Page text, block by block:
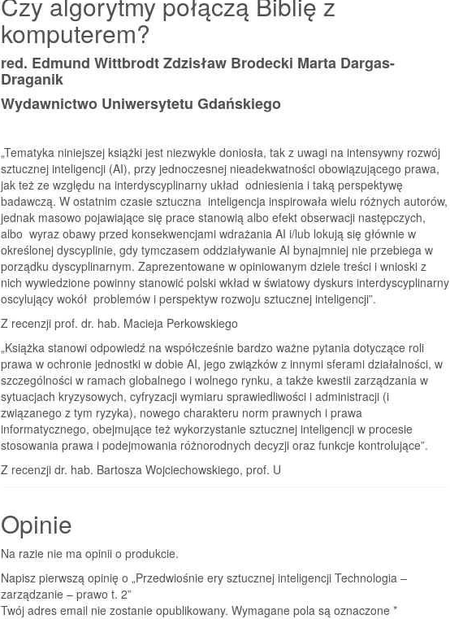
komputerem?
red. Edmund Wittbrodt Zdzisław Brodecki Marta Dargas-
Draganik
Wydawnictwo Uniwersytetu Gdańskiego
„Tematyka niniejszej książki jest niezwykle doniosła, tak z uwagi na inten­sywny rozwój
sztucznej inteligencji (AI), przy jednoczesnej nieadekwatno­ści obowiązującego prawa,
jak też ze względu na interdyscyplinarny układ odniesienia i taką perspektywę
badawczą. W ostatnim czasie sztuczna inteligencja inspirowała wielu różnych autorów,
jednak masowo po­jawiające się prace stanowią albo efekt obserwacji następczych,
albo wyraz obawy przed konsekwencjami wdrażania AI i/lub lokują się głównie w
określonej dyscyplinie, gdy tymczasem oddziaływanie AI bynajmniej nie przebiega w
porządku dyscyplinarnym. Zaprezentowane w opinio­wanym dziele treści i wnioski z
nich wywiedzione powinny stanowić polski wkład w światowy dyskurs interdyscyplinarny
oscylujący wokół problemów i perspektyw rozwoju sztucznej inteligencji”.
Z recenzji prof. dr. hab. Macieja Perkowskiego
„Książka stanowi odpowiedź na współcześnie bardzo ważne pytania dotyczące roli
prawa w ochronie jednostki w dobie AI, jego związków z innymi sferami działalności, w
szczególności w ramach globalnego i wolnego rynku, a także kwestii zarządzania w
sytuacjach kryzysowych, cyfryzacji wymiaru sprawiedliwości i administracji (i
związanego z tym ryzyka), nowego charakteru norm prawnych i prawa
informatycznego, obejmujące też wykorzystanie sztucznej inteligencji w procesie
stosowania prawa i podejmowania różnorodnych decyzji oraz funkcje kontrolujące”.
Z recenzji dr. hab. Bartosza Wojciechowskiego, prof. U
Opinie
Na razie nie ma opinii o produkcie.
Napisz pierwszą opinię o „Przedwiośnie ery sztucznej inteligencji Technologia –
zarządzanie – prawo t. 2”
Twój adres email nie zostanie opublikowany. Wymagane pola są oznaczone *